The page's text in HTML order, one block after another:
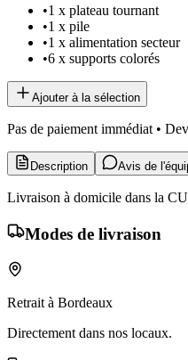
•1 x plateau tournant
•1 x pile
•1 x alimentation secteur
•6 x supports colorés
Ajouter à la sélection
Pas de paiement immédiat •
Description Avis de
Livraison à domicile dans la
Modes de livraison
Retrait à Bordeaux
Directement dans nos locaux.